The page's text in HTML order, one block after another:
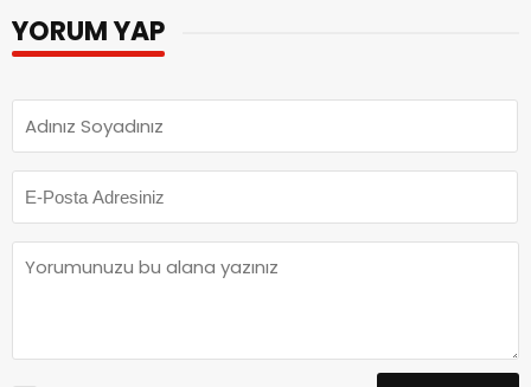
YORUM YAP